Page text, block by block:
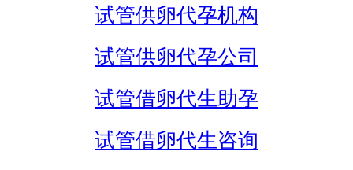
试管供卵代孕机构
试管供卵代孕公司
试管借卵代生助孕
试管借卵代生咨询